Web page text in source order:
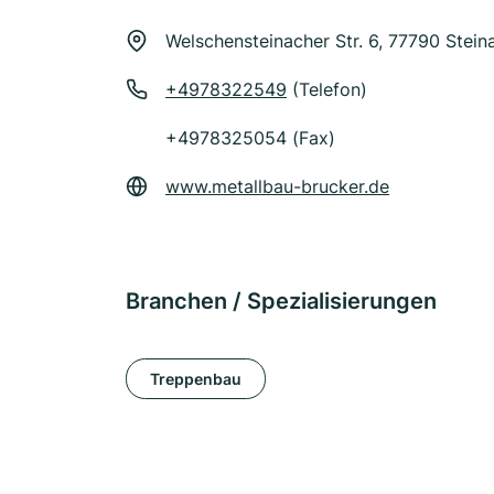
Welschensteinacher Str. 6, 77790
+4978322549 (Telefon)
+4978325054 (Fax)
www.metallbau-brucker.de
Branchen / Spezialisierungen
Treppenbau